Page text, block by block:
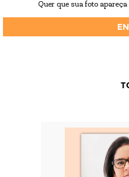
Quer que sua foto